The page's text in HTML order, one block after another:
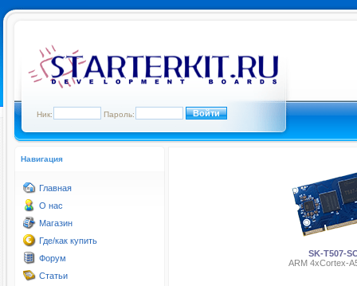
Ник: Пароль:
Навигация
Главная
О нас
Магазин
Где/как купить
Форум
Статьи
SK-T507-
ARM 4хCortex-